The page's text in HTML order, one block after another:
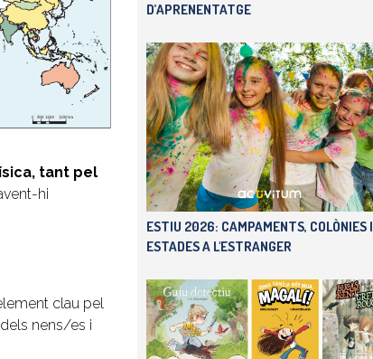
tant pel
hi
clau pel
nens/es i
D’APRENENTATGE
ESTIU 2026: CAMPAMENTS, COLÒNIES I
ESTADES A L'ESTRANGER